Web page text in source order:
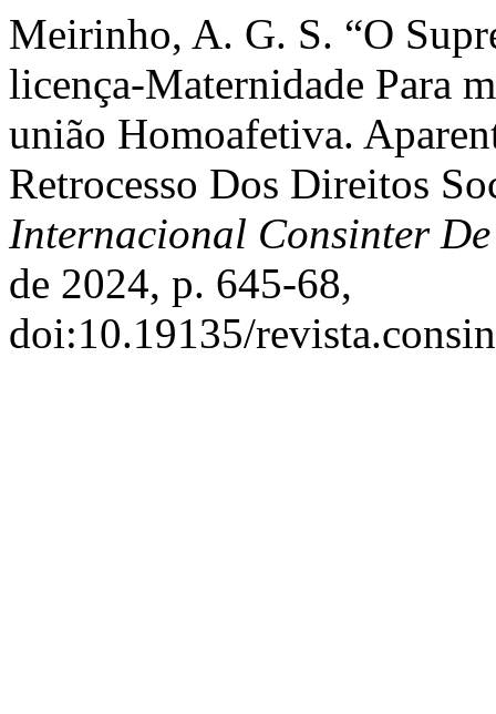
Meirinho, A. G. S. “O
licença-Maternidade Para
união Homoafetiva.
Retrocesso Dos Direitos
Internacional Consinter
de 2024, p. 645-68,
doi:10.19135/